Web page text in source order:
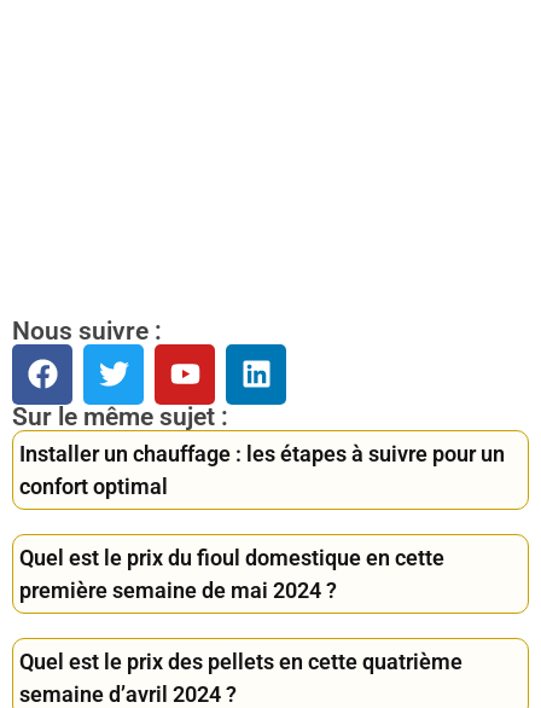
Nous suivre :
Sur le même sujet :
Installer un chauffage : les étapes à suivre pour un
confort optimal
Quel est le prix du fioul domestique en cette
première semaine de mai 2024 ?
Quel est le prix des pellets en cette quatrième
semaine d’avril 2024 ?